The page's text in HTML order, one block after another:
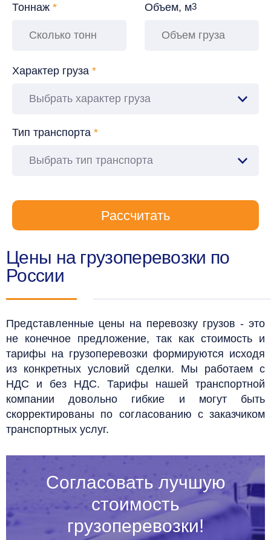
Тоннаж * Объем, м3
Характер груза *
Выбрать характер груза
Тип транспорта *
Выбрать тип транспорта
Рассчитать
Цены на грузоперевозки по
России
Представленные цены на перевозку грузов - это
не конечное предложение, так как стоимость и
тарифы на грузоперевозки формируются исходя
из конкретных условий сделки.
Мы работаем с
НДС и без НДС. Тарифы нашей транспортной
компании довольно гибкие и могут быть
скорректированы по согласованию с заказчиком
транспортных услуг.
Согласовать лучшую
стоимость
грузоперевозки!